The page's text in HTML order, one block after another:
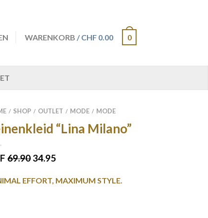
WARENKORB / CHF 0.00 0
/ SHOP / OUTLET / MODE / MODE
“Lina Milano”
69.9034.95
EFFORT, MAXIMUM STYLE.